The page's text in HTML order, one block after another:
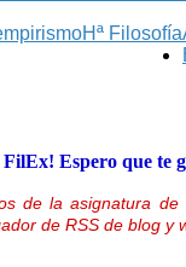
Hª Filosofía
FilEx! Espero que te
de la asignatura
de RSS de blog y